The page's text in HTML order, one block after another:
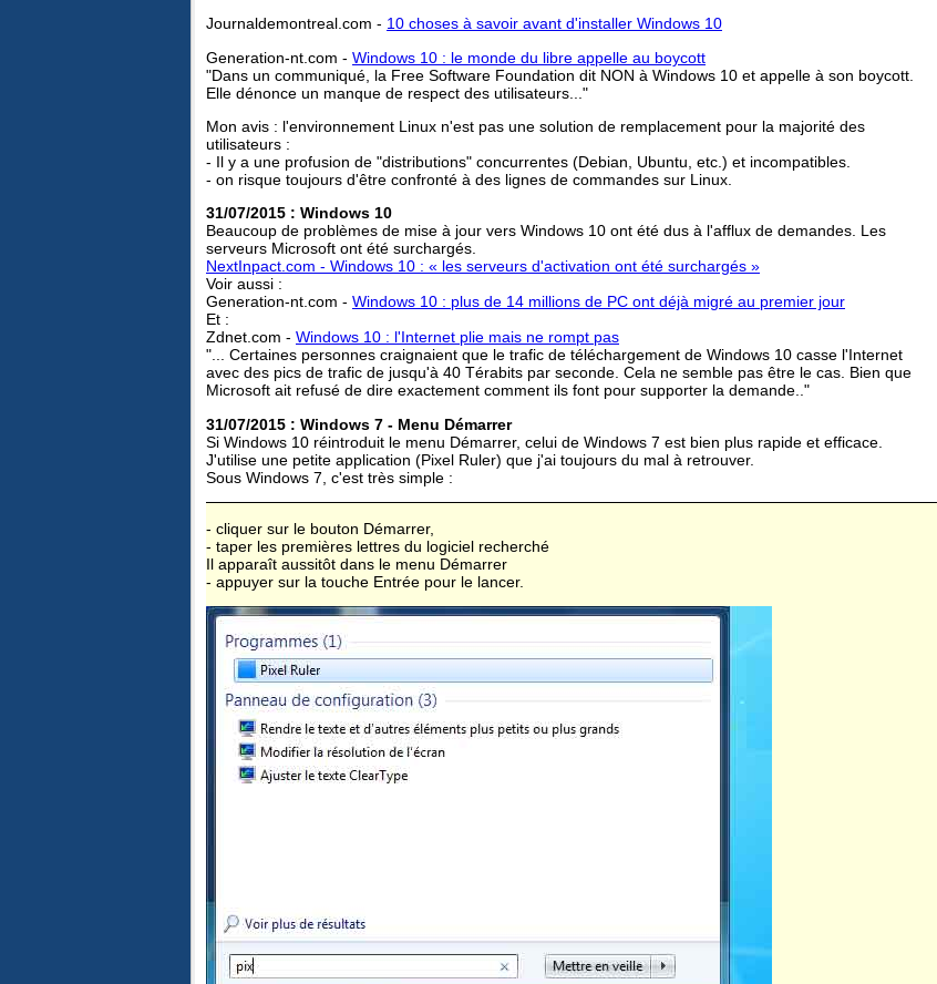
Journaldemontreal.com - 10 choses à savoir avant d'installer Windows 10
Generation-nt.com - Windows 10 : le monde du libre appelle au boycott
"Dans un communiqué, la Free Software Foundation dit NON à Windows 10 et appelle à son boycott.
Elle dénonce un manque de respect des utilisateurs..."
Mon avis : l'environnement Linux n'est pas une solution de remplacement pour la majorité des
utilisateurs :
- Il y a une profusion de "distributions" concurrentes (Debian, Ubuntu, etc.) et incompatibles.
- on risque toujours d'être confronté à des lignes de commandes sur Linux.
31/07/2015 : Windows 10
Beaucoup de problèmes de mise à jour vers Windows 10 ont été dus à l'afflux de demandes. Les
serveurs Microsoft ont été surchargés.
NextInpact.com - Windows 10 : « les serveurs d'activation ont été surchargés »
Voir aussi :
Generation-nt.com - Windows 10 : plus de 14 millions de PC ont déjà migré au premier jour
Et :
Zdnet.com - Windows 10 : l'Internet plie mais ne rompt pas
"... Certaines personnes craignaient que le trafic de téléchargement de Windows 10 casse l'Internet
avec des pics de trafic de jusqu'à 40 Térabits par seconde. Cela ne semble pas être le cas. Bien que
Microsoft ait refusé de dire exactement comment ils font pour supporter la demande.."
31/07/2015 : Windows 7 - Menu Démarrer
Si Windows 10 réintroduit le menu Démarrer, celui de Windows 7 est bien plus rapide et efficace.
J'utilise une petite application (Pixel Ruler) que j'ai toujours du mal à retrouver.
Sous Windows 7, c'est très simple :
- cliquer sur le bouton Démarrer,
- taper les premières lettres du logiciel recherché
Il apparaît aussitôt dans le menu Démarrer
- appuyer sur la touche Entrée pour le lancer.